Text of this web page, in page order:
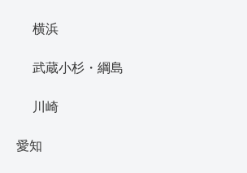
横浜
武蔵小杉・綱島
川崎
愛知